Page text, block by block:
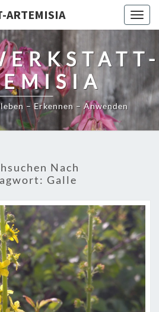
ARTEMISIA
– Erkennen – Anwenden
Nach
Galle